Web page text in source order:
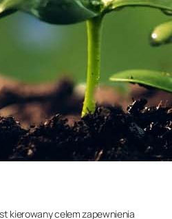
kierowany celem zapewnienia